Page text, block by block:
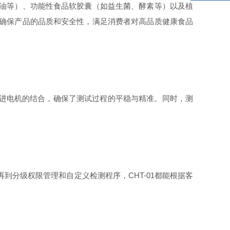
等）、功能性食品软胶囊（如益生菌、酵素等）以及植
保产品的品质和安全性，满足消费者对高品质健康食品
机的结合，确保了测试过程的平稳与精准。同时，测
分级权限管理和自定义检测程序，CHT-01都能根据客